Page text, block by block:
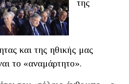
της
και της ηθικής μας
το «αναμάρτητο».